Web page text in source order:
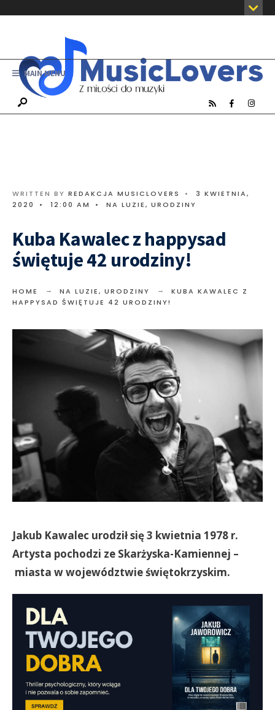
MAIN MENU
WRITTEN BY REDAKCJA MUSICLOVERS •
3 KWIETNIA,
2020
• 12:00 AM • NA LUZIE, URODZINY
Kuba Kawalec z happysad
świętuje 42 urodziny!
HOME NA LUZIE, URODZINY
KUBA KAWALEC Z
HAPPYSAD ŚWIĘTUJE 42 URODZINY!
Jakub Kawalec urodził się 3 kwietnia 1978 r.
Artysta pochodzi ze Skarżyska-Kamiennej –
miasta w województwie świętokrzyskim.